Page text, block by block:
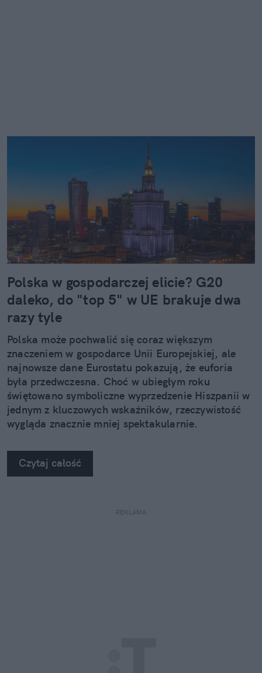
Polska w gospodarczej elicie? G20
daleko, do "top 5" w UE brakuje dwa
razy tyle
Polska może pochwalić się coraz większym
znaczeniem w gospodarce Unii Europejskiej, ale
najnowsze dane Eurostatu pokazują, że euforia
była przedwczesna. Choć w ubiegłym roku
świętowano symboliczne wyprzedzenie Hiszpanii w
jednym z kluczowych wskaźników, rzeczywistość
wygląda znacznie mniej spektakularnie.
Czytaj całość
REKLAMA